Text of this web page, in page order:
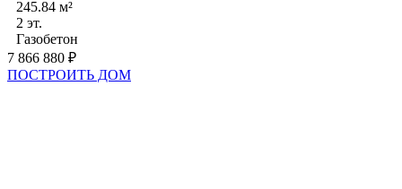
245.84 м²
2 эт.
Газобетон
7 866 880 ₽
ПОСТРОИТЬ ДОМ